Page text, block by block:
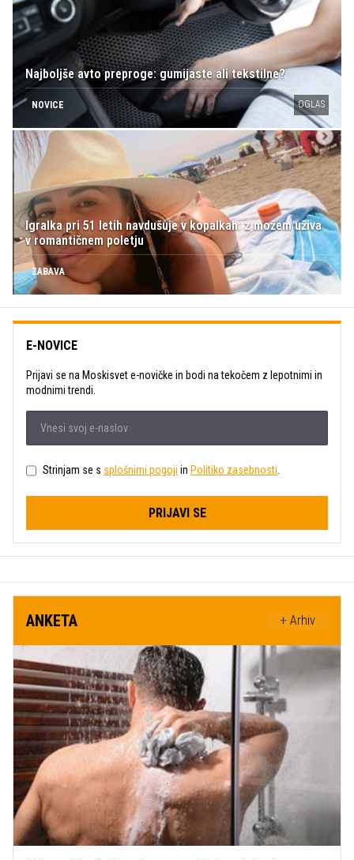
Najboljše avto preproge: gumijaste ali tekstilne?
NOVICE OGLAS
Igralka pri 51 letih navdušuje v kopalkah: z možem uživa
v romantičnem poletju
ZABAVA
E-NOVICE
Prijavi se na Moskisvet e-novičke in bodi na tekočem z lepotnimi in
modnimi trendi.
Strinjam se s splošnimi pogoji in Politiko zasebnosti.
PRIJAVI SE
ANKETA + Arhiv